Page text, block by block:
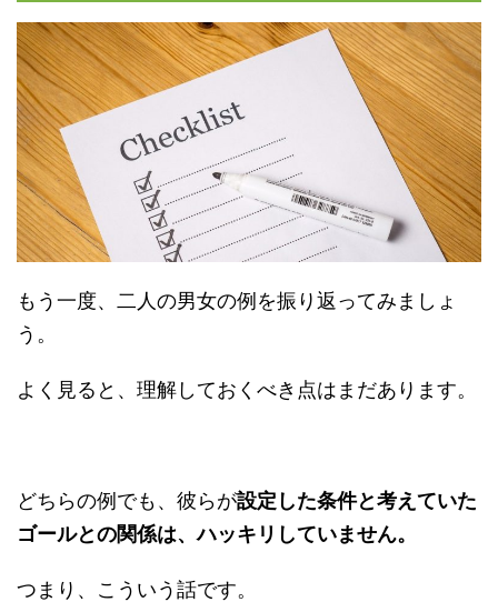
もう一度、二人の男女の例を振り返ってみましょ
う。
よく見ると、理解しておくべき点はまだあります。
どちらの例でも、彼らが設定した条件と考えていた
ゴールとの関係は、ハッキリしていません。
つまり、こういう話です。